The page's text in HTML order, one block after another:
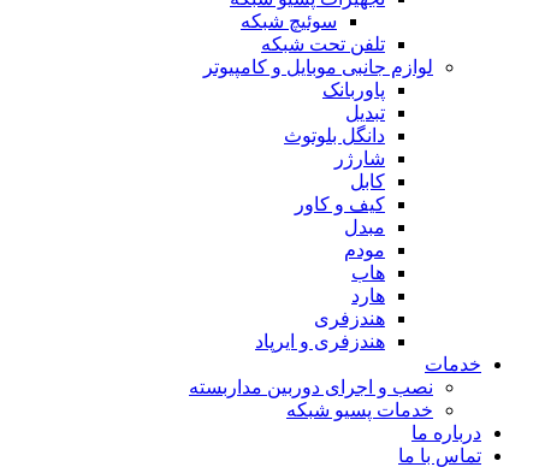
سوئیچ‌ شبکه
تلفن تحت شبکه
لوازم جانبی موبایل و کامپیوتر
پاوربانک
تبدیل
دانگل بلوتوث
شارژر
کابل
کیف و کاور
مبدل
مودم
هاب
هارد
هندزفری
هندزفری و ایرپاد
خدمات
نصب و اجرای دوربین مداربسته
خدمات پسیو شبکه
درباره ما
تماس با ما